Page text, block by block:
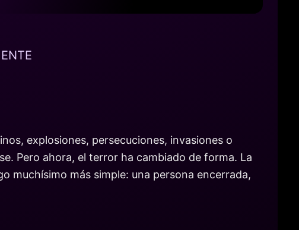
explosiones, persecuciones, invasiones o
Pero ahora, el terror ha cambiado de forma. La
muchísimo más simple: una persona encerrada,